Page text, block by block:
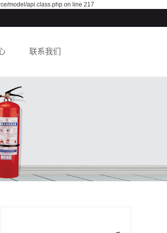
model/api.class.php on line 217
联系我们